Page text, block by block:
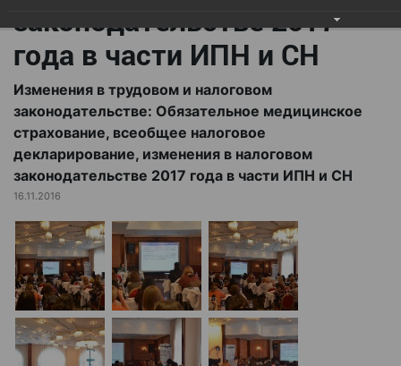
законодательстве 2017
года в части ИПН и СН
Изменения в трудовом и налоговом
законодательстве: Обязательное медицинское
страхование, всеобщее налоговое
декларирование, изменения в налоговом
законодательстве 2017 года в части ИПН и СН
16.11.2016